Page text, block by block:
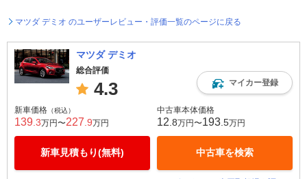
マツダ デミオ のユーザーレビュー・評価一覧のページに戻る
マツダ デミオ
総合評価
4.3 マイカー登録
新車価格 （税込）
139 .3万円〜227 .9万円
新車見積もり(無料)
中古車本体価格
12 .8万円〜193 .5万円
中古車を検索